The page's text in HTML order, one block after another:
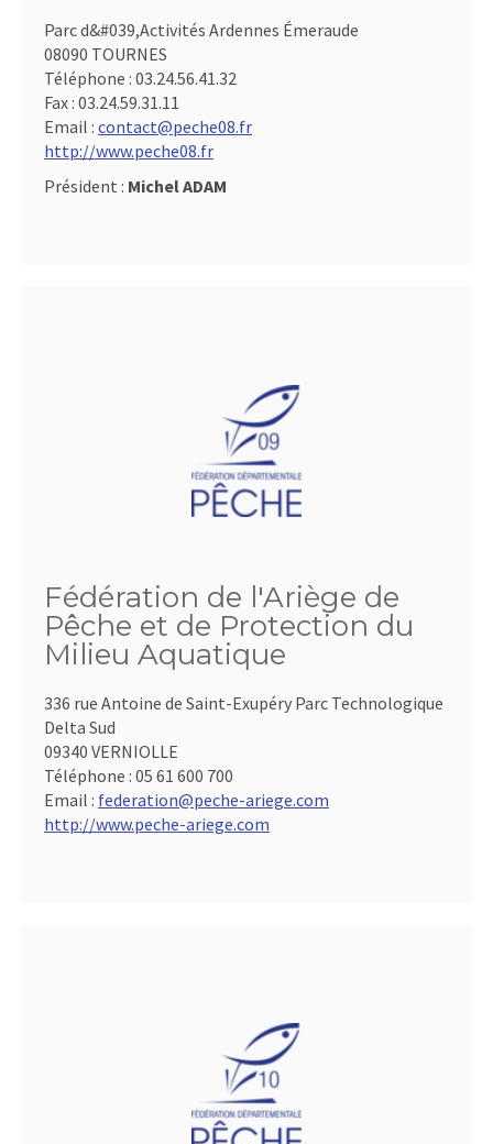
Parc d&#039,Activités Ardennes Émeraude
08090 TOURNES
Téléphone : 03.24.56.41.32
Fax : 03.24.59.31.11
Email : contact@peche08.fr
http://www.peche08.fr
Président : Michel ADAM
Fédération de l'Ariège de
Pêche et de Protection du
Milieu Aquatique
336 rue Antoine de Saint-Exupéry Parc Technologique
Delta Sud
09340 VERNIOLLE
Téléphone : 05 61 600 700
Email : federation@peche-ariege.com
http://www.peche-ariege.com